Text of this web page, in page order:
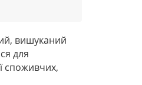
вишуканий
для
споживчих,